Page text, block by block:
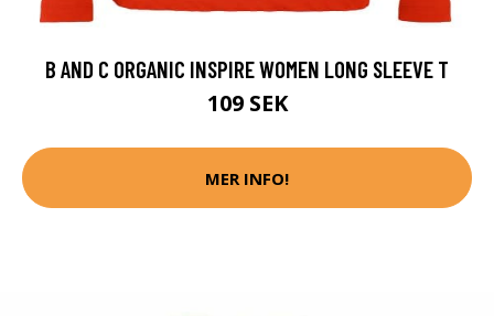
B AND C ORGANIC INSPIRE WOMEN LONG SLEEVE T
109 SEK
MER INFO!